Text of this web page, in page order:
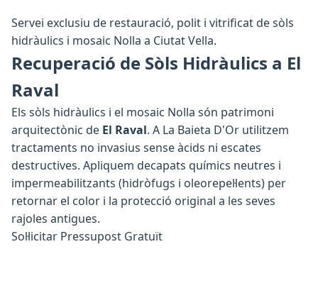
Servei exclusiu de restauració, polit i vitrificat de sòls
hidràulics i mosaic Nolla a Ciutat Vella.
Recuperació de Sòls Hidràulics a El
Raval
Els sòls hidràulics i el mosaic Nolla són patrimoni
arquitectònic de El Raval. A La Baieta D'Or utilitzem
tractaments no invasius sense àcids ni escates
destructives. Apliquem decapats químics neutres i
impermeabilitzants (hidròfugs i oleorepel·lents) per
retornar el color i la protecció original a les seves
rajoles antigues.
Sol·licitar Pressupost Gratuït